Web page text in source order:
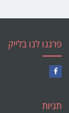
פרגנו לנו בלייק
תגיות